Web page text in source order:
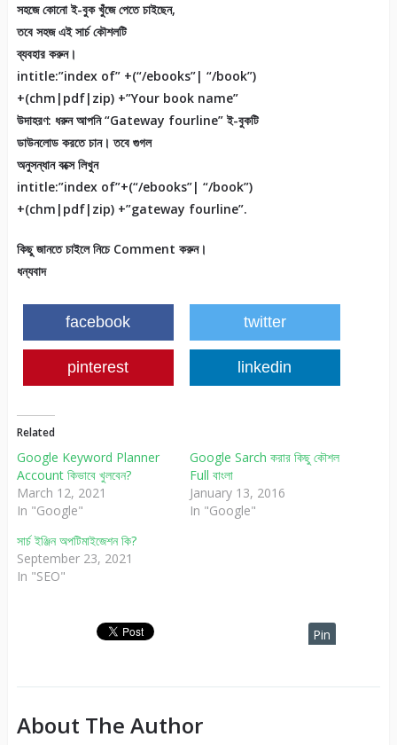
সহজে কোনো ই-বুক খুঁজে পেতে চাইছেন,
তবে সহজ এই সার্চ কৌশলটি
ব্যবহার করুন।
intitle:”index of” +(“/ebooks”| “/book”)
+(chm|pdf|zip) +”Your book name”
উদাহরণ: ধরুন আপনি “Gateway fourline” ই-বুকটি
ডাউনলোড করতে চান। তবে গুগল
অনুসন্ধান বক্সে লিখুন
intitle:”index of”+(“/ebooks”| “/book”)
+(chm|pdf|zip) +”gateway fourline”.
কিছু জানতে চাইলে নিচে Comment করুন।
ধন্যবাদ
facebook twitter
pinterest linkedin
Related
Google Keyword Planner
Account কিভাবে খুলবেন?
March 12, 2021
In "Google"
Google Sarch করার কিছু কৌশল
Full বাংলা
January 13, 2016
In "Google"
সার্চ ইঞ্জিন অপটিমাইজেশন কি?
September 23, 2021
In "SEO"
Pin
About The Author